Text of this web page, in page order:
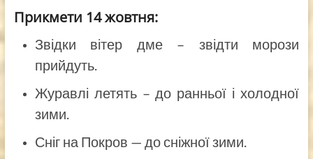
Прикмети 14 жовтня:
Звідки вітер дме – звідти морози
прийдуть.
Журавлі летять – до ранньої і холодної
зими.
Сніг на Покров — до сніжної зими.